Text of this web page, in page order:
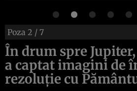
Poza 2 / 7
În drum spre Jupiter,
a captat imagini de
rezoluție cu